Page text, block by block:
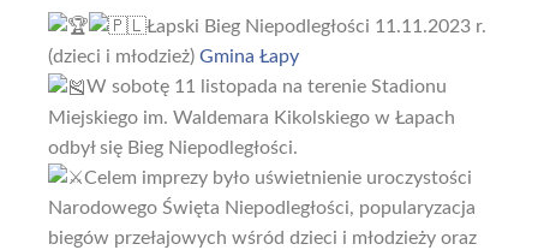
Łapski Bieg Niepodległości 11.11.2023 r.
(dzieci i młodzież) Gmina Łapy
W sobotę 11 listopada na terenie Stadionu
Miejskiego im. Waldemara Kikolskiego w Łapach
odbył się Bieg Niepodległości.
Celem imprezy było uświetnienie uroczystości
Narodowego Święta Niepodległości, popularyzacja
biegów przełajowych wśród dzieci i młodzieży oraz